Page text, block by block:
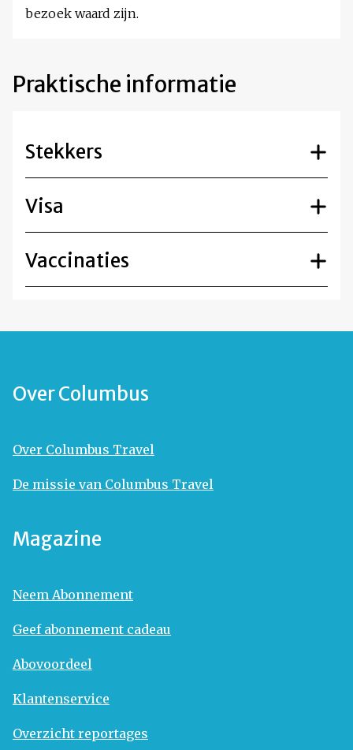
bezoek waard zijn.
Praktische informatie
Stekkers
Visa
Vaccinaties
Over Columbus
Over Columbus Travel
De missie van Columbus Travel
Magazine
Neem Abonnement
Geef abonnement cadeau
Abovoordeel
Klantenservice
Overzicht reportages